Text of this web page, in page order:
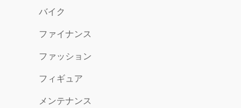
バイク
ファイナンス
ファッション
フィギュア
メンテナンス